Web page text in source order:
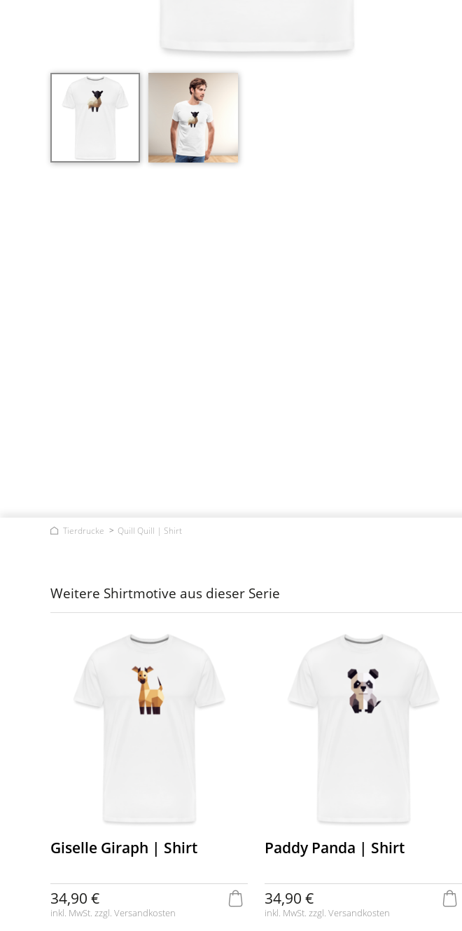
Tierdrucke Quill Quill | Shirt
Weitere Shirtmotive aus dieser Serie
Giselle Giraph | Shirt
34,90 €
inkl. MwSt. zzgl. Versandkosten
Paddy Panda | Shirt
34,90 €
inkl. MwSt. zzgl. Versandkosten